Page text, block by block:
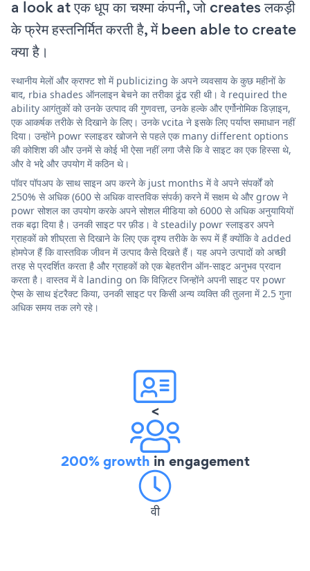
a look at एक धूप का चश्मा कंपनी, जो creates लकड़ी
के फ्रेम हस्तनिर्मित करती है, में been able to create
क्या है।
स्थानीय मेलों और क्राफ्ट शो में publicizing के अपने व्यवसाय के कुछ महीनों के
बाद, rbia shades ऑनलाइन बेचने का तरीका ढूंढ रही थी। वे required the
ability आगंतुकों को उनके उत्पाद की गुणवत्ता, उनके हल्के और एर्गोनोमिक डिज़ाइन,
एक आकर्षक तरीके से दिखाने के लिए। उनके vcita ने इसके लिए पर्याप्त समाधान नहीं
दिया। उन्होंने powr स्लाइडर खोजने से पहले एक many different options
की कोशिश की और उनमें से कोई भी ऐसा नहीं लगा जैसे कि वे साइट का एक हिस्सा थे,
और वे भद्दे और उपयोग में कठिन थे।
पॉवर पॉपअप के साथ साइन अप करने के just months में वे अपने संपर्कों को
250% से अधिक (600 से अधिक वास्तविक संपर्क) करने में सक्षम थे और grow ने
powr सोशल का उपयोग करके अपने सोशल मीडिया को 6000 से अधिक अनुयायियों
तक बढ़ा दिया है। उनकी साइट पर फ़ीड। वे steadily powr स्लाइडर अपने
ग्राहकों को शीघ्रता से दिखाने के लिए एक दृश्य तरीके के रूप में हैं क्योंकि वे added
होमपेज हैं कि वास्तविक जीवन में उत्पाद कैसे दिखते हैं। यह अपने उत्पादों को अच्छी
तरह से प्रदर्शित करता है और ग्राहकों को एक बेहतरीन ऑन-साइट अनुभव प्रदान
करता है। वास्तव में वे landing on कि विज़िटर जिन्होंने अपनी साइट पर powr
ऐप्स के साथ इंटरैक्ट किया, उनकी साइट पर किसी अन्य व्यक्ति की तुलना में 2.5 गुना
अधिक समय तक लगे रहे।
<
200% growth in engagement
वी